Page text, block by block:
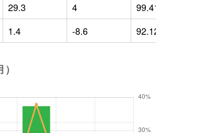
29.3 4 99.41
1.4 -8.6 92.12